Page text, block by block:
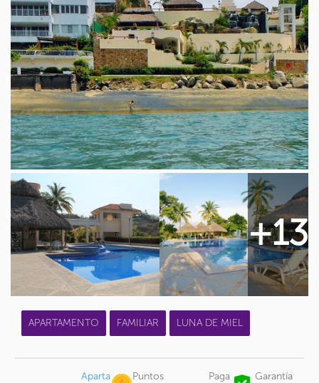
+13
APARTAMENTO FAMILIAR LUNA DE MIEL
Aparta
Puntos
Paga
Garantía